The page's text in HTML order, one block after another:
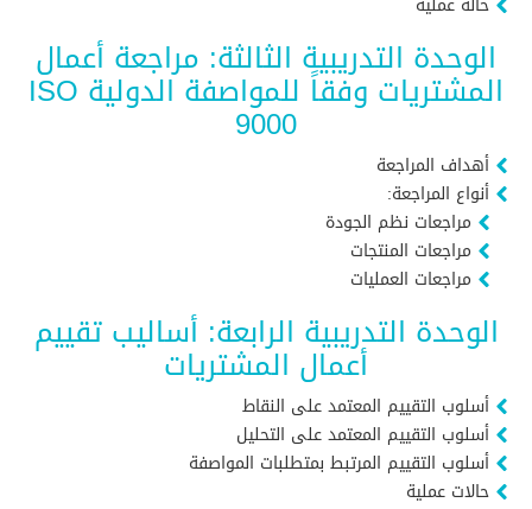
الوحدة التدريبية الثالثة: مراجعة أعمال
المشتريات وفقاً للمواصفة الدولية ISO
9000
أهداف المراجعة
أنواع المراجعة:
مراجعات نظم الجودة
مراجعات المنتجات
مراجعات العمليات
الوحدة التدريبية الرابعة: أساليب تقييم
أعمال المشتريات
أسلوب التقييم المعتمد على النقاط
أسلوب التقييم المعتمد على التحليل
أسلوب التقييم المرتبط بمتطلبات المواصفة
حالات عملية